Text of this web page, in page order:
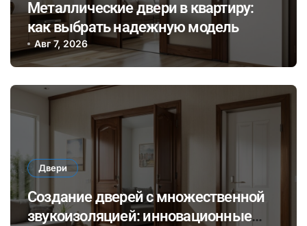
Металлические двери в квартиру:
как выбрать надежную модель
Авг 7, 2026
Двери
Создание дверей с множественной
звукоизоляцией: инновационные